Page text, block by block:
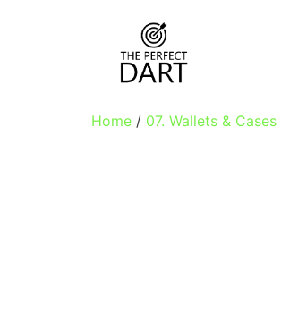
Home / 07. Wallets & Cases